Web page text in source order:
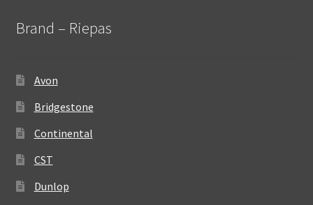
Brand – Riepas
Avon
Bridgestone
Continental
CST
Dunlop